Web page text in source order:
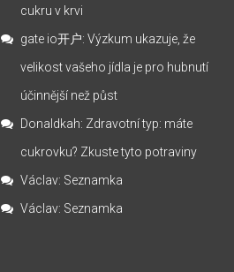
cukru v krvi
gate io开户:Výzkum ukazuje, že
velikost vašeho jídla je pro hubnutí
účinnější než půst
Donaldkah: Zdravotní typ: máte
cukrovku? Zkuste tyto potraviny
Václav: Seznamka
Václav: Seznamka